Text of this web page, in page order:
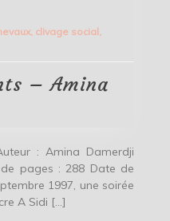
Damerdji
, clivage social,
– Amina
: Amina Damerdji
pages : 288 Date de
1997, une soirée
A Sidi […]